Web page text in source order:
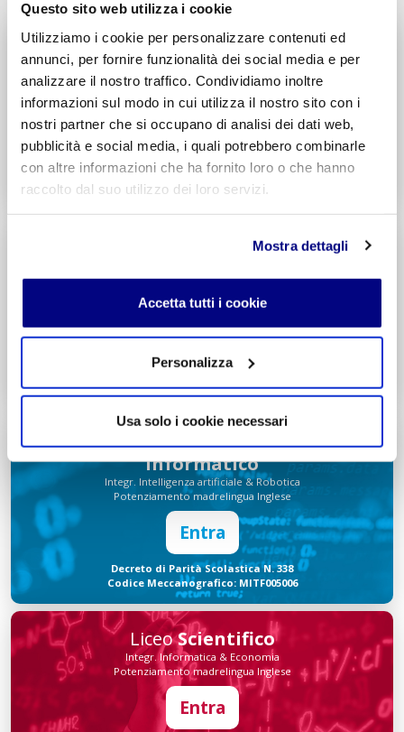
Questo sito web utilizza i cookie
Utilizziamo i cookie per personalizzare contenuti ed
annunci, per fornire funzionalità dei social media e per
analizzare il nostro traffico. Condividiamo inoltre
informazioni sul modo in cui utilizza il nostro sito con i
nostri partner che si occupano di analisi dei dati web,
pubblicità e social media, i quali potrebbero combinarle
con altre informazioni che ha fornito loro o che hanno
raccolto dal suo utilizzo dei loro servizi.
Mostra dettagli
Accetta tutti i cookie
Personalizza
Usa solo i cookie necessari
Liceo delle Scienze Umane
Economico Sociale
Integr. Psicologia & Sociologia
Potenziamento madrelingua Inglese
Entra
Decreto di Parità Scolastica N. 2684
Codice Meccanografico: MIPMRI500E
Tecnico Economico
Potenziamento madrelingua Inglese
Entra
Decreto di Parità Scolastica N. 1139
Codice Meccanografico: MITNUQ500H
Tecnico Tecnologico
Informatico
Integr. Intelligenza artificiale & Robotica
Potenziamento madrelingua Inglese
Entra
Decreto di Parità Scolastica N. 338
Codice Meccanografico: MITF005006
LiceoScientifico
Integr. Informatica & Economia
Potenziamento madrelingua Inglese
Entra